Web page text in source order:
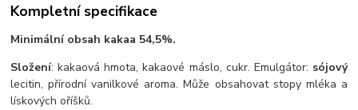
Kompletní specifikace
Minimální obsah kakaa 54,5%.
Složení: kakaová hmota, kakaové máslo, cukr. Emulgátor: sójový
lecitin, přírodní vanilkové aroma. Může obsahovat stopy mléka a
lískových oříšků.